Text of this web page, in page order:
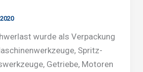
wurde als Verpackung
Spritz-
Getriebe, Motoren